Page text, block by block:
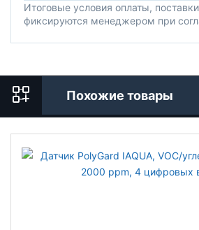
Итоговые условия оплаты,
фиксируются менеджером при
Похожие товары